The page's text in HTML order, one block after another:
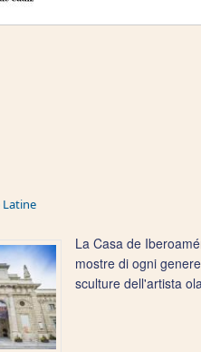
Latine
La Casa de
mostre di ogni
sculture dell'artista